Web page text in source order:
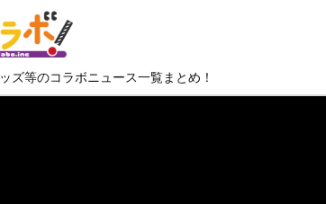
ズ等のコラボニュース一覧まとめ！